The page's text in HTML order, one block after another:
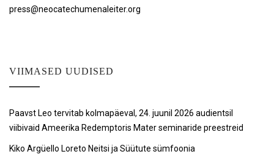
press@neocatechumenaleiter.org
VIIMASED UUDISED
Paavst Leo tervitab kolmapäeval, 24. juunil 2026 audientsil
viibivaid Ameerika Redemptoris Mater seminaride preestreid
Kiko Argüello Loreto Neitsi ja Süütute sümfoonia